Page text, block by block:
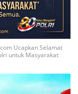
Ucapkan Selamat
untuk Masyarakat